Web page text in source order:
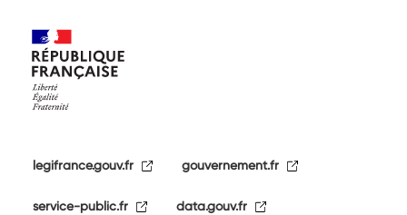
legifrance.gouv.fr gouvernement.fr
service-public.fr data.gouv.fr